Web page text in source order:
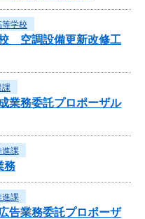
等学校
校 空調設備更新改修工
課
業務委託プロポーザル
進課
務
進課
告業務委託プロポーザ